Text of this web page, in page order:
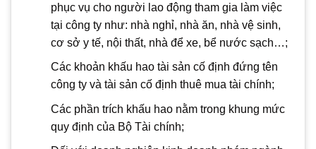
phục vụ cho người lao động tham gia làm việc
tại công ty như: nhà nghỉ, nhà ăn, nhà vệ sinh,
cơ sở y tế, nội thất, nhà để xe, bể nước sạch…;
Các khoản khấu hao tài sản cố định đứng tên
công ty và tài sản cố định thuê mua tài chính;
Các phần trích khấu hao nằm trong khung mức
quy định của Bộ Tài chính;